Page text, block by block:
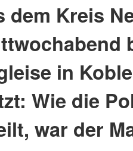
dem Kreis
in
Wie die
war der